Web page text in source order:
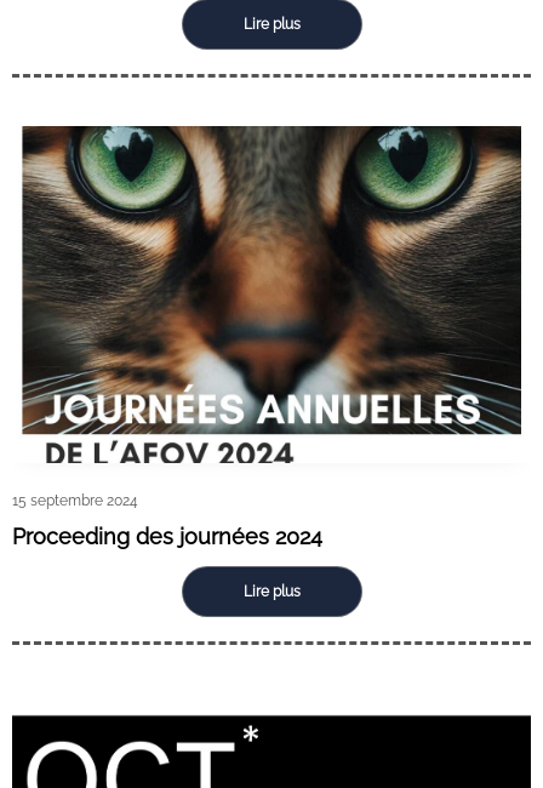
Lire plus
15 septembre 2024
Proceeding des journées 2024
Lire plus